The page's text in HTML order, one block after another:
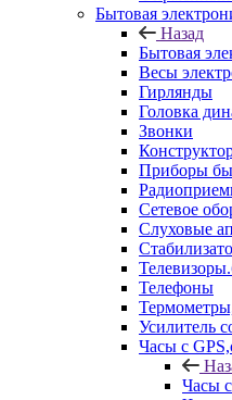
Бытовая
Назад
Бытовая
Весы
Гирлянды
Головка
Звонки
Приборы
Сетевое
Слуховые
Телефоны
Усилитель
Часы с
Часы